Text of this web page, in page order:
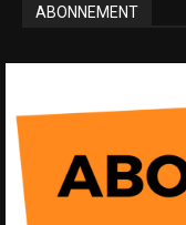
ABONNEMENT